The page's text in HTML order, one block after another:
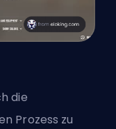
die
Prozess zu